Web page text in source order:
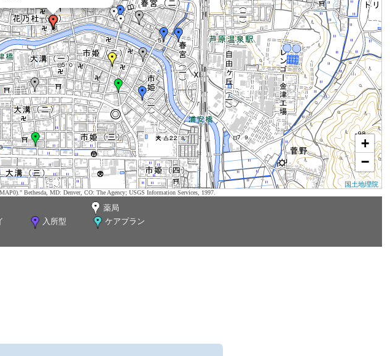
+
−
国土地理院
Bethesda, MD: Denver, CO: The Agency; USGS Information Services, 1997.
薬局
入所型
ケアプラン